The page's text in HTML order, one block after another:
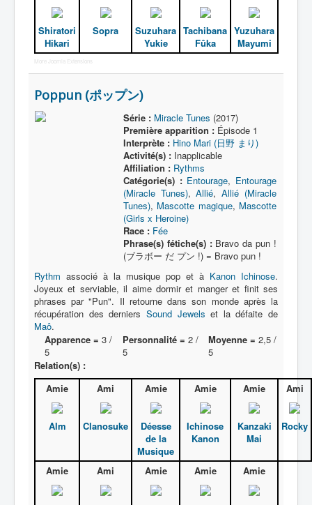
Shiratori
Hikari
Sopra
Suzuhara
Yukie
Tachibana
Fûka
Yuzuhara
Mayumi
More Joomla Extensions
Poppun (ポップン)
Série : Miracle Tunes (2017)
Première apparition :Épisode 1
Interprète : Hino Mari (日野 まり)
Activité(s) :Inapplicable
Affiliation : Rythms
Catégorie(s) : Entourage, Entourage
(Miracle Tunes),Allié,Allié (Miracle
Tunes), Mascotte magique, Mascotte
(Girls x Heroine)
Race : Fée
Phrase(s) fétiche(s) :Bravo da pun !
(ブラボー だ プン !) = Bravo pun !
Rythm associé à la musique pop et à Kanon Ichinose.
Joyeux et serviable, il aime dormir et manger et finit ses
phrases par "Pun". Il retourne dans son monde après la
récupération des derniers Sound Jewels et la défaite de
Maô.
Apparence = 3 /
5
Personnalité = 2 /
5
Moyenne = 2,5 /
5
Relation(s) :
Amie
Alm
Ami
Clanosuke
Amie
Déesse
de la
Musique
Amie
Ichinose
Kanon
Amie
Kanzaki
Mai
Ami
Rocky
Amie Ami Amie Amie Amie